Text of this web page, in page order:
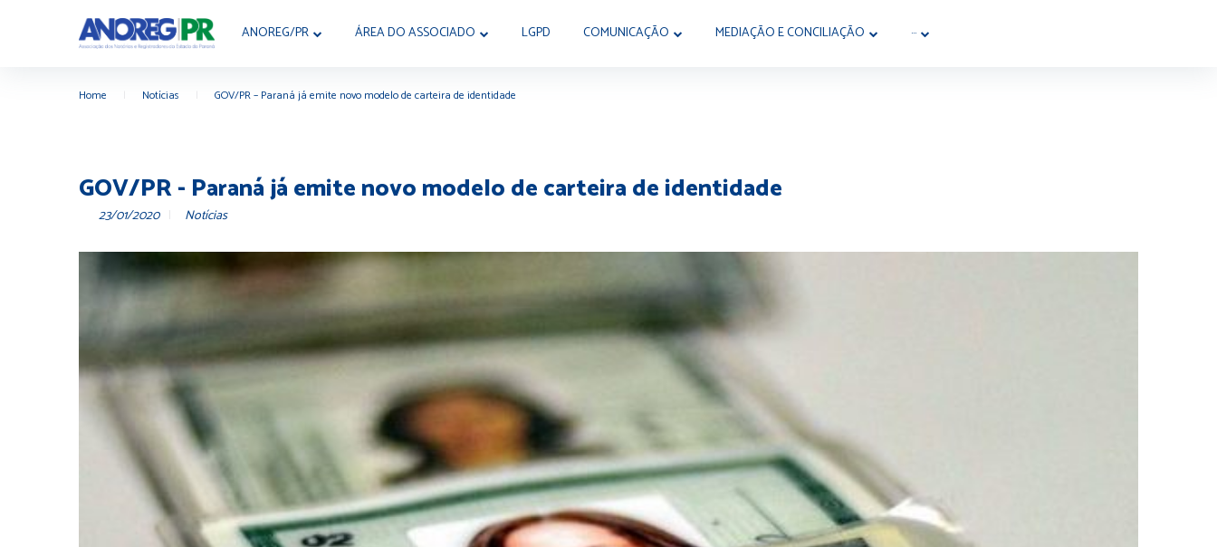
ANOREG/PR ÁREA DO ASSOCIADO LGPD COMUNICAÇÃO MEDIAÇÃO E CONCILIAÇÃO ···
Home Notícias GOV/PR – Paraná já emite novo modelo de carteira de identidade
GOV/PR - Paraná já emite novo modelo de carteira de identidade
23/01/2020 Notícias